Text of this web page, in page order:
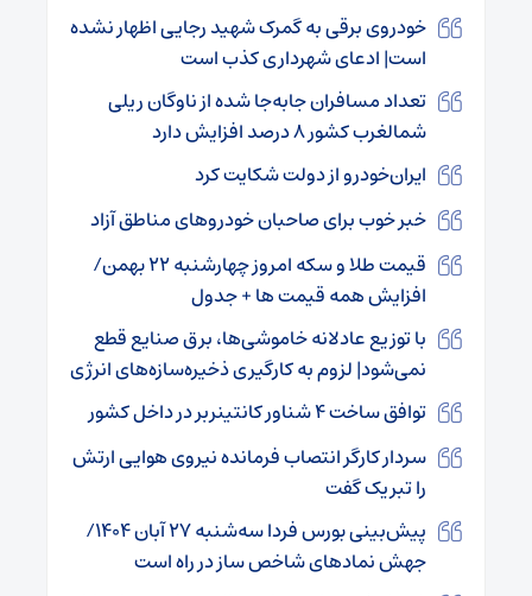
خودروی برقی به گمرک شهید رجایی اظهار نشده
است| ادعای شهرداری کذب است
تعداد مسافران جابه‌جا شده از ناوگان ریلی
شمالغرب کشور ۸ درصد افزایش دارد
ایران‌خودرو از دولت شکایت کرد
خبر خوب برای صاحبان خودروهای مناطق آزاد
قیمت طلا و سکه امروز چهارشنبه ۲۲ بهمن/
افزایش همه قیمت ها + جدول
با توزیع عادلانه خاموشی‌ها، برق صنایع قطع
نمی‌شود| لزوم به کارگیری ذخیره‌سازه‌های انرژی
توافق ساخت ۴ شناور کانتینربر در داخل کشور
سردار کارگر انتصاب فرمانده نیروی هوایی ارتش
را تبریک گفت
پیش‌بینی بورس فردا سه‌شنبه ۲۷ آبان ۱۴۰۴/
جهش نمادهای شاخص ساز در راه است